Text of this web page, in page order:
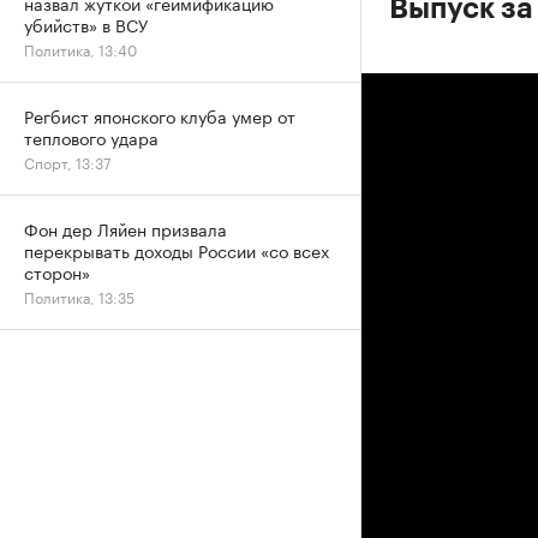
Выпуск
убийств» в ВСУ
Политика, 13:40
Регбист японского клуба умер от
теплового удара
Спорт, 13:37
Фон дер Ляйен призвала
перекрывать доходы России «со всех
сторон»
Политика, 13:35